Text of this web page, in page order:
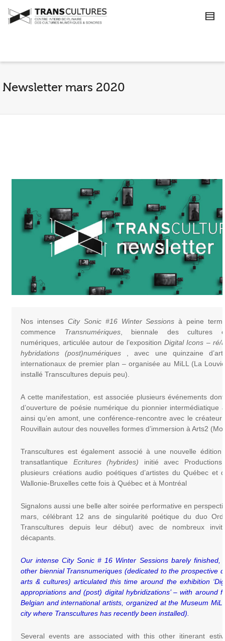
Newsletter mars 2020
Nos intensesCity Sonic #16 Winter Sessionsà peine
commence Transnumériques, biennale des cultures et
numériques, articulée autour de l’expositionDigital Icons – ré/
hybridations (post)numériques
, avec une quinzaine
internationaux de premier plan–organisée au MiLL (La
installé Transcultures depuis peu).
A cette manifestation, est associée plusieurs événements
d’ouverture de poésie numérique du pionnier intermédiatique
ainsi qu’en amont, une conférence-rencontre avec le
Rouvillain autour des nouvelles formes d’immersion à Arts2
Transcultures est également associé à une nouvelle édition
transatlantique Ecritures (hybrides) initié avec
plusieurs créations audio poétiques d’artistes du Québec et
Wallonie-Bruxelles cette fois à Québec et à Montréal
Signalons aussi une belle alter soirée performative en
mars, célébrant 12 ans de singularité poétique du duo
Transcultures depuis leur début) avec de nombreux
décapants.
Our intense City Sonic # 16 Winter Sessions barely finished,
other biennial Transnumeriques (dedicated to the prospective
arts & cultures) articulated this time around the exhibition
appropriations and (post) digital hybridizations’ – with around
Belgian and international artists, organized at the Museum
city where Transcultures has recently been installed).
Several events are associated with this other itinerant